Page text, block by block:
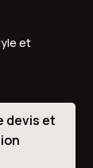
et
devis et